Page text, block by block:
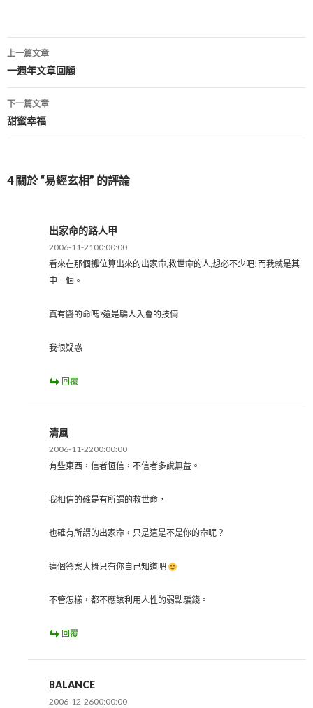
文
章
導
列
上一篇文章
一週年文章回顧
下一篇文章
甜蜜幸福
4 關於 “易經玄相” 的評論
出家命的路人甲
2006-11-2100:00:00
看來在那個攤位算出來的出家命,救世命的人,想必不少吧!而我就是其
中一個。
真有醬的命嗎?還是騙人入會的技倆
我很疑惑
回覆
清風
2006-11-2200:00:00
有些東西，信者恆信，不信者多說無益。
我相信的確是有所謂的救世命，
也確有所謂的出家命，只是這是不是你的命呢？
這個答案大概只有你自己知道吧
不管怎樣，都不應該利用人性的弱點騙錢。
回覆
BALANCE
2006-12-2600:00:00